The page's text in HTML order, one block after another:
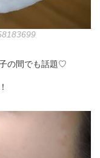
の間でも話題♡